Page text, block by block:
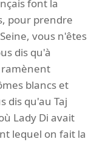
font la
pour prendre
vous n'êtes
dis qu'à
ramènent
blancs et
dis qu'au Taj
Lady Di avait
lequel on fait la